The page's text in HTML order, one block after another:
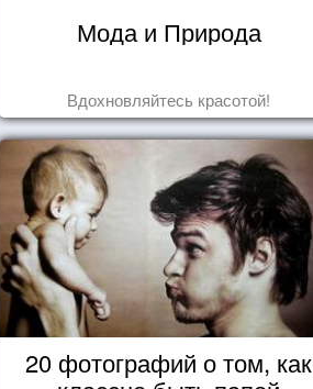
Мода и Природа
Вдохновляйтесь красотой!
20 фотографий о том, как